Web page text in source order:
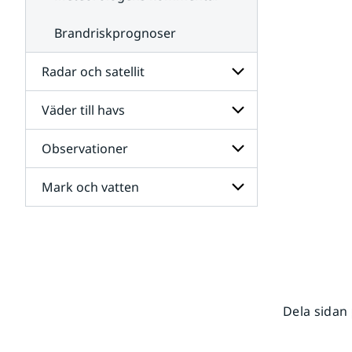
Brandriskprognoser
Radar och satellit
Undersidor
för
Radar
och
satellit
Väder till havs
Undersidor
för
Väder
till
havs
Observationer
Undersidor
för
Mark och vatten
Dela sidan